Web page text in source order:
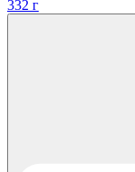
332 г